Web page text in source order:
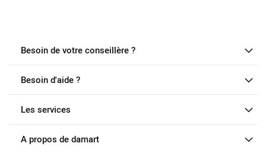
Besoin de votre conseillère ?
Besoin d'aide ?
Les services
A propos de damart